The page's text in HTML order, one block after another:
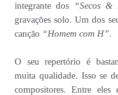
integrante dos
“Secos &
gravações solo. Um dos
canção “Homem com H”.
O seu repertório é
muita qualidade. Isso se
compositores. Entre eles